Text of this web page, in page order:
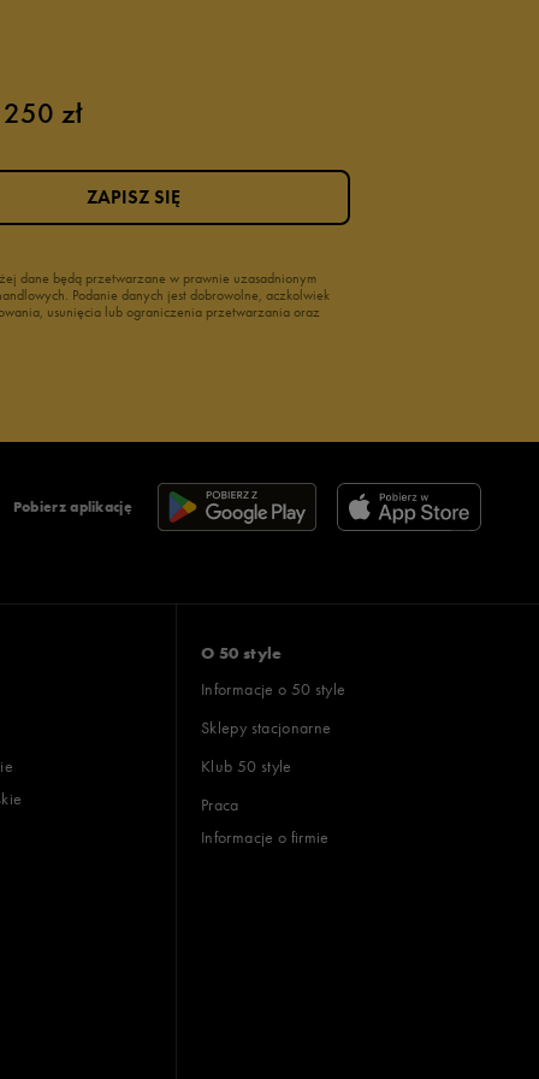
zł
dane będą przetwarzane w prawnie uzasadnionym
Podanie danych jest dobrowolne, aczkolwiek
usunięcia lub ograniczenia przetwarzania oraz
ZAPISZ SIĘ
Pobierz aplikację
O 50 style
Informacje o 50 style
Sklepy stacjonarne
Klub 50 style
Praca
Informacje o firmie